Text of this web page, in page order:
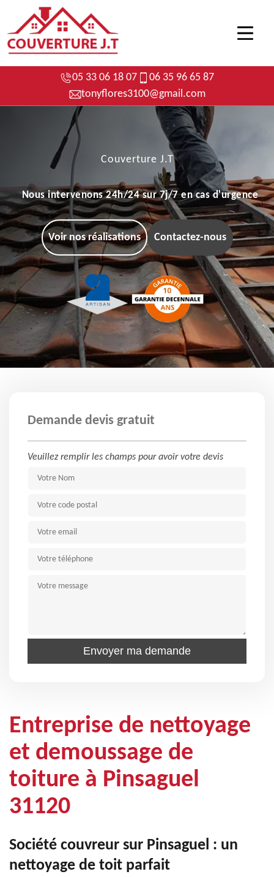
05 33 06 18 07
06 35 96 65 87
tonyflores3100@gmail.com
Couverture J.T
Nous intervenons 24h/24 sur 7j/7 en cas d'urgence
Voir nos réalisations Contactez-nous
Demande devis gratuit
Veuillez remplir les champs pour avoir votre devis
Entreprise de nettoyage
et demoussage de
toiture à Pinsaguel
31120
Société couvreur sur Pinsaguel : un
nettoyage de toit parfait